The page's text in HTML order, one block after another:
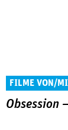
FILME VON/
Obsession